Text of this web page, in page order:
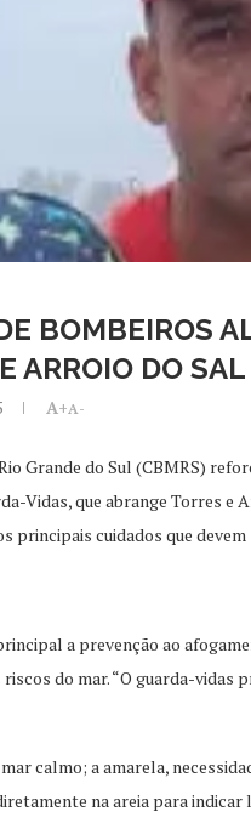
BOMBEIROS
ARROIO DO SAL
A+A-
Grande do Sul (CBMRS)
Vidas, que abrange Torres e
cuidados que
a prevenção ao
do mar. “O guarda-vidas
calmo; a amarela,
na areia para